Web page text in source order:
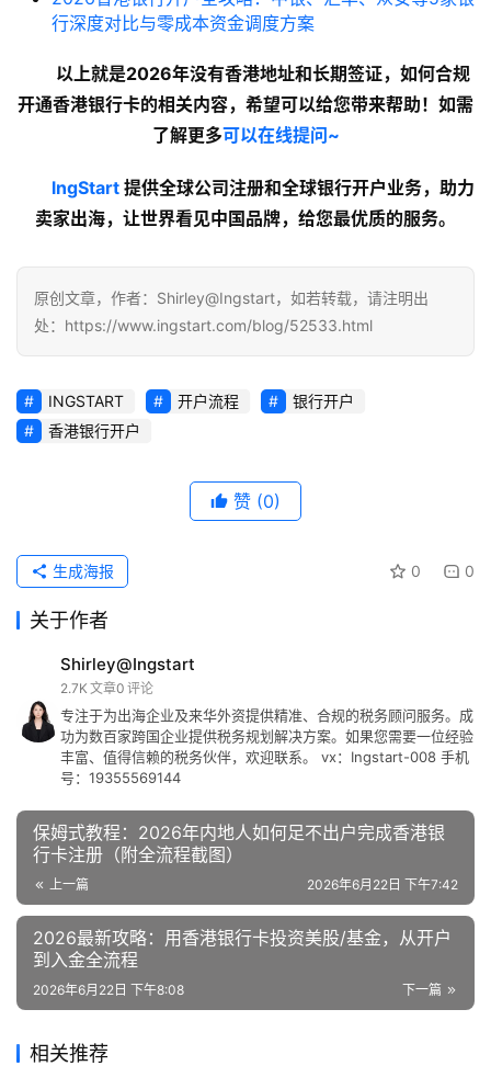
行深度对比与零成本资金调度方案
以上就是2026年没有香港地址和长期签证，如何合规
开通香港银行卡的相关内容，希望可以给您带来帮助！如需
了解更多可以在线提问~
lngStart 提供全球公司注册和全球银行开户业务，助力
卖家出海，让世界看见中国品牌，给您最优质的服务。
原创文章，作者：Shirley@Ingstart，如若转载，请注明出
处：https://www.ingstart.com/blog/52533.html
INGSTART 开户流程
银行开户
香港银行开户
赞 (0)
0 0
生成海报
关于作者
Shirley@Ingstart
2.7K 文章0 评论
专注于为出海企业及来华外资提供精准、合规的税务顾问服务。成
功为数百家跨国企业提供税务规划解决方案。如果您需要一位经验
丰富、值得信赖的税务伙伴，欢迎联系。 vx：Ingstart-008 手机
号：19355569144
保姆式教程：2026年内地人如何足不出户完成香港银
行卡注册（附全流程截图）
上一篇 2026年6月22日 下午7:42
2026最新攻略：用香港银行卡投资美股/基金，从开户
到入金全流程
下一篇
2026年6月22日 下午8:08
相关推荐